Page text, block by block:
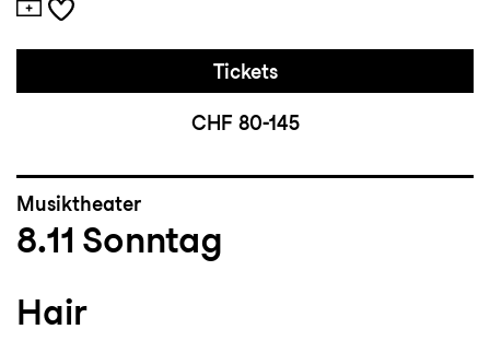
Tickets
CHF 80-145
Musiktheater
8.11 Sonntag
Hair